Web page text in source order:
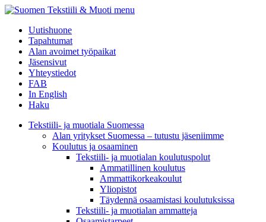
menu
Uutishuone
Tapahtumat
Alan avoimet työpaikat
Jäsensivut
Yhteystiedot
FAB
In English
Haku
Tekstiili- ja muotiala Suomessa
Alan yritykset Suomessa – tutustu jäseniimme
Koulutus ja osaaminen
Tekstiili- ja muotialan koulutuspolut
Ammatillinen koulutus
Ammattikorkeakoulut
Yliopistot
Täydennä osaamistasi koulutuksissa
Tekstiili- ja muotialan ammatteja